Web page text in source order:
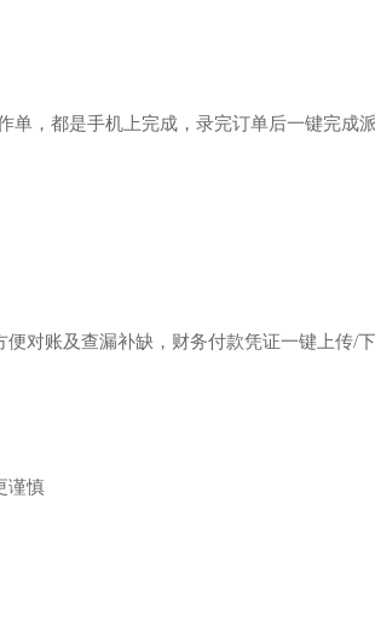
，都是手机上完成，录完订单后一键完成派
对账及查漏补缺，财务付款凭证一键上传/
谨慎